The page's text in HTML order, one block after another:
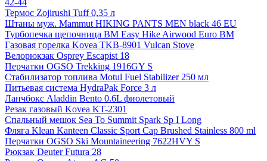
Термос Zojirushi Tuff 0,35 л
Штаны муж. Mammut HIKING PANTS MEN black 46 EU
Турбопечка щепочница BM Easy Hike Airwood Euro BM
Газовая горелка Kovea TKB-8901 Vulcan Stove
Велорюкзак Osprey Escapist 18
Перчатки OGSO Trekking 1916GY S
Стабилизатор топлива Motul Fuel Stabilizer 250 мл
Питьевая система HydraPak Force 3 л
Ланчбокс Aladdin Bento 0.6L фиолетовый
Резак газовый Kovea KT-2301
Спальный мешок Sea To Summit Spark Sp I Long
Фляга Klean Kanteen Classic Sport Cap Brushed Stainless 800 ml
Перчатки OGSO Ski Mountaineering 7622HVY S
Рюкзак Deuter Futura 28